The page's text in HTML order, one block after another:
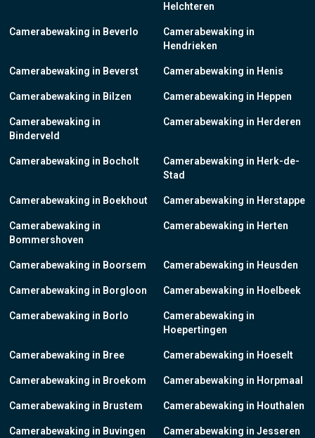
Camerabewaking in Beverlo
Camerabewaking in Beverst
Camerabewaking in Bilzen
Camerabewaking in
Binderveld
Camerabewaking in Bocholt
Camerabewaking in Boekhout
Camerabewaking in
Bommershoven
Camerabewaking in Boorsem
Camerabewaking in Borgloon
Camerabewaking in Borlo
Camerabewaking in Bree
Camerabewaking in Broekom
Camerabewaking in Brustem
Camerabewaking in Buvingen
Helchteren
Camerabewaking in
Hendrieken
Camerabewaking in Henis
Camerabewaking in Heppen
Camerabewaking in Herderen
Camerabewaking in Herk-de-
Stad
Camerabewaking in Herstappe
Camerabewaking in Herten
Camerabewaking in Heusden
Camerabewaking in Hoelbeek
Camerabewaking in
Hoepertingen
Camerabewaking in Hoeselt
Camerabewaking in Horpmaal
Camerabewaking in Houthalen
Camerabewaking in Jesseren